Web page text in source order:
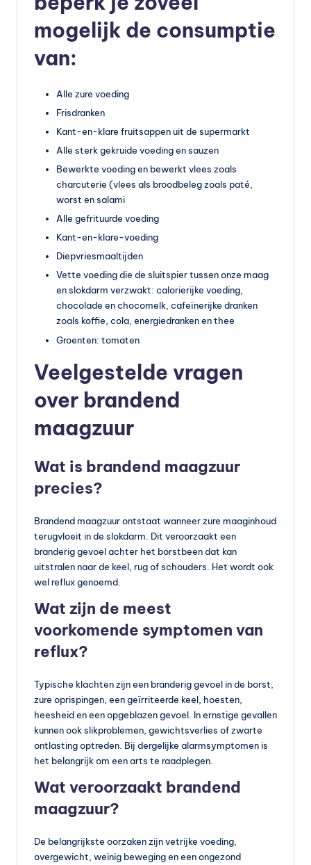
mogelijk de consumptie
van:
Alle zure voeding
Frisdranken
Kant-en-klare fruitsappen uit de supermarkt
Alle sterk gekruide voeding en sauzen
Bewerkte voeding en bewerkt vlees zoals
charcuterie (vlees als broodbeleg zoals paté,
worst en salami
Alle gefrituurde voeding
Kant-en-klare-voeding
Diepvriesmaaltijden
Vette voeding die de sluitspier tussen onze maag
en slokdarm verzwakt: calorierijke voeding,
chocolade en chocomelk, cafeïnerijke dranken
zoals koffie, cola, energiedranken en thee
Groenten: tomaten
Veelgestelde vragen
over brandend
maagzuur
Wat is brandend maagzuur
precies?
Brandend maagzuur ontstaat wanneer zure maaginhoud
terugvloeit in de slokdarm. Dit veroorzaakt een
branderig gevoel achter het borstbeen dat kan
uitstralen naar de keel, rug of schouders. Het wordt ook
wel reflux genoemd.
Wat zijn de meest
voorkomende symptomen van
reflux?
Typische klachten zijn een branderig gevoel in de borst,
zure oprispingen, een geïrriteerde keel, hoesten,
heesheid en een opgeblazen gevoel. In ernstige gevallen
kunnen ook slikproblemen, gewichtsverlies of zwarte
ontlasting optreden. Bij dergelijke alarmsymptomen is
het belangrijk om een arts te raadplegen.
Wat veroorzaakt brandend
maagzuur?
De belangrijkste oorzaken zijn vetrijke voeding,
overgewicht, weinig beweging en een ongezond